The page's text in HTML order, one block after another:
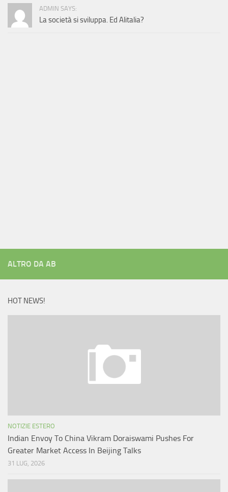
ADMIN SAYS:
La società si sviluppa. Ed Alitalia?
ALTRO DA AB
HOT NEWS!
NOTIZIE ESTERO
Indian Envoy To China Vikram Doraiswami Pushes For
Greater Market Access In Beijing Talks
31 LUG, 2026